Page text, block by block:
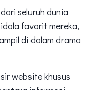
seluruh dunia
favorit mereka,
di dalam drama
website khusus